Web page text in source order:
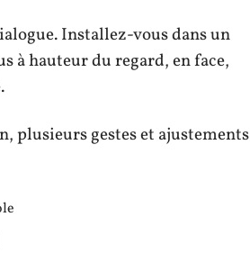
Installez-vous dans un
à hauteur du regard, en face,
plusieurs gestes et ajustements